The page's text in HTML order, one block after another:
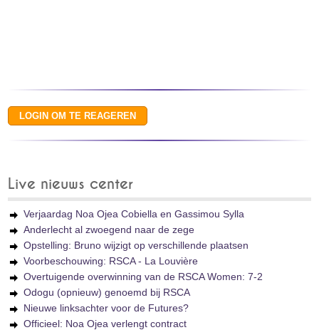
Live nieuws center
Verjaardag Noa Ojea Cobiella en Gassimou Sylla
Anderlecht al zwoegend naar de zege
Opstelling: Bruno wijzigt op verschillende plaatsen
Voorbeschouwing: RSCA - La Louvière
Overtuigende overwinning van de RSCA Women: 7-2
Odogu (opnieuw) genoemd bij RSCA
Nieuwe linksachter voor de Futures?
Officieel: Noa Ojea verlengt contract